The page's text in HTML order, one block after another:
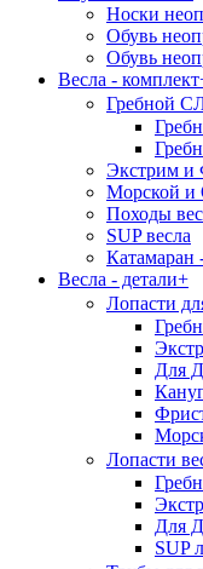
Носки
Обувь
Обувь
Весла - комплект
Гребной
Экстрим и
Морской и
Походы
SUP весла
Катамаран
Весла - детали+
Лопасти
Для
Лопасти
Для
SUP